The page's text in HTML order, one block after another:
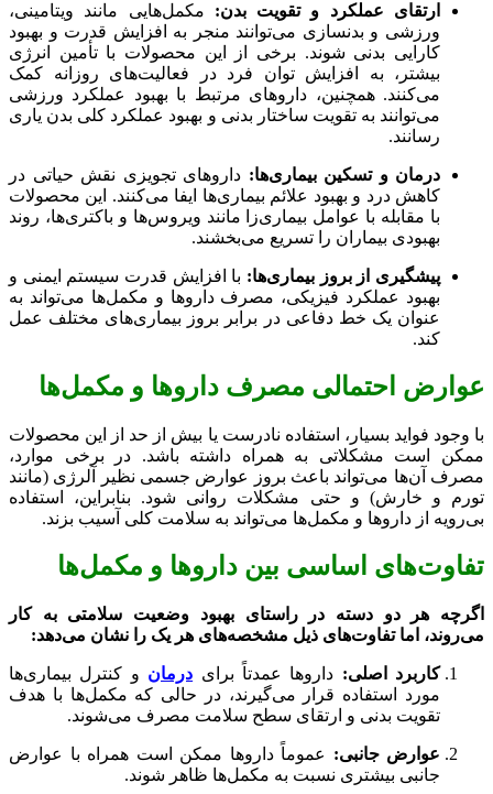
ارتقای عملکرد و تقویت بدن: مکمل‌هایی مانند ویتامینی،
ورزشی و بدنسازی می‌توانند منجر به افزایش قدرت و بهبود
کارایی بدنی شوند. برخی از این محصولات با تأمین انرژی
بیشتر، به افزایش توان فرد در فعالیت‌های روزانه کمک
می‌کنند. همچنین، داروهای مرتبط با بهبود عملکرد ورزشی
می‌توانند به تقویت ساختار بدنی و بهبود عملکرد کلی بدن یاری
رسانند.
درمان و تسکین بیماری‌ها: داروهای تجویزی نقش حیاتی در
کاهش درد و بهبود علائم بیماری‌ها ایفا می‌کنند. این محصولات
با مقابله با عوامل بیماری‌زا مانند ویروس‌ها و باکتری‌ها، روند
بهبودی بیماران را تسریع می‌بخشند.
پیشگیری از بروز بیماری‌ها: با افزایش قدرت سیستم ایمنی و
بهبود عملکرد فیزیکی، مصرف داروها و مکمل‌ها می‌تواند به
عنوان یک خط دفاعی در برابر بروز بیماری‌های مختلف عمل
کند.
عوارض احتمالی مصرف داروها و مکمل‌ها
با وجود فواید بسیار، استفاده نادرست یا بیش از حد از این محصولات
ممکن است مشکلاتی به همراه داشته باشد. در برخی موارد،
مصرف آن‌ها می‌تواند باعث بروز عوارض جسمی نظیر آلرژی (مانند
تورم و خارش) و حتی مشکلات روانی شود. بنابراین، استفاده
بی‌رویه از داروها و مکمل‌ها می‌تواند به سلامت کلی آسیب بزند.
تفاوت‌های اساسی بین داروها و مکمل‌ها
اگرچه هر دو دسته در راستای بهبود وضعیت سلامتی به کار
می‌روند، اما تفاوت‌های ذیل مشخصه‌های هر یک را نشان می‌دهد:
کاربرد اصلی: داروها عمدتاً برای درمان و کنترل بیماری‌ها
مورد استفاده قرار می‌گیرند، در حالی که مکمل‌ها با هدف
تقویت بدنی و ارتقای سطح سلامت مصرف می‌شوند.
عوارض جانبی: عموماً داروها ممکن است همراه با عوارض
جانبی بیشتری نسبت به مکمل‌ها ظاهر شوند.